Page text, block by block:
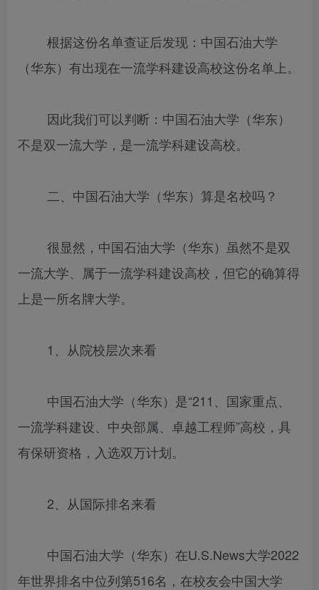
根据这份名单查证后发现：中国石油大学
（华东）有出现在一流学科建设高校这份名单上。
因此我们可以判断：中国石油大学（华东）
不是双一流大学，是一流学科建设高校。
二、中国石油大学（华东）算是名校吗？
很显然，中国石油大学（华东）虽然不是双
一流大学、属于一流学科建设高校，但它的确算得
上是一所名牌大学。
1、从院校层次来看
中国石油大学（华东）是“211、国家重点、
一流学科建设、中央部属、卓越工程师”高校，具
有保研资格，入选双万计划。
2、从国际排名来看
中国石油大学（华东）在U.S.News大学2022
年世界排名中位列第516名，在校友会中国大学